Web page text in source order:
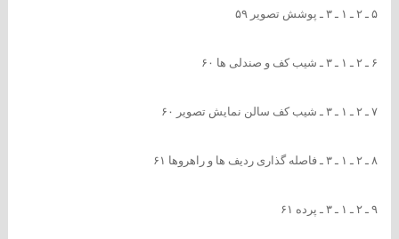
۵ ـ ۲ ـ ۱ ـ ۳ ـ پوشش تصویر ۵۹
۶ ـ ۲ ـ ۱ ـ ۳ ـ شیب کف و صندلی ها ۶۰
۷ ـ ۲ ـ ۱ ـ ۳ ـ شیب کف سالن نمایش تصویر ۶۰
۸ ـ ۲ ـ ۱ ـ ۳ ـ فاصله گذاری ردیف ها و راهروها ۶۱
۹ ـ ۲ ـ ۱ ـ ۳ ـ پرده ۶۱